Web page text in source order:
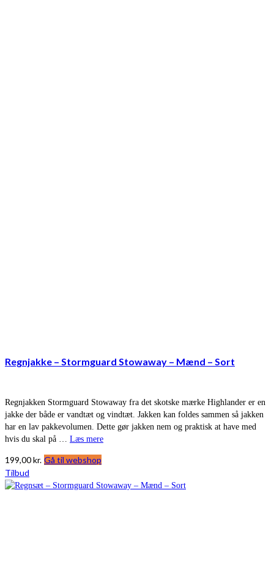
Regnjakke – Stormguard Stowaway – Mænd – Sort
Regnjakken Stormguard Stowaway fra det skotske mærke Highlander er en
jakke der både er vandtæt og vindtæt. Jakken kan foldes sammen så jakken
har en lav pakkevolumen. Dette gør jakken nem og praktisk at have med
hvis du skal på … Læs mere
199,00kr. Gå til webshop
Tilbud